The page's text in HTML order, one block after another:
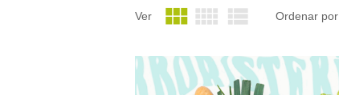
Ver    Ordenar por